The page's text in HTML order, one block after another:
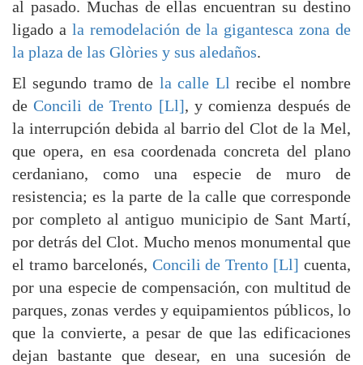
al pasado. Muchas de ellas encuentran su destino
ligado a la remodelación de la gigantesca zona de
la plaza de las Glòries y sus aledaños.
El segundo tramo de la calle Ll recibe el nombre
deConcili de Trento [Ll], y comienza después de
la interrupción debida al barrio del Clot de la Mel,
que opera, en esa coordenada concreta del plano
cerdaniano, como una especie de muro de
resistencia; es la parte de la calle que corresponde
por completo al antiguo municipio de Sant Martí,
por detrás del Clot. Mucho menos monumental que
el tramo barcelonés, Concili de Trento [Ll] cuenta,
por una especie de compensación, con multitud de
parques, zonas verdes y equipamientos públicos, lo
que la convierte, a pesar de que las edificaciones
dejan bastante que desear, en una sucesión de